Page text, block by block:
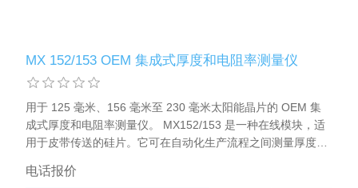
MX 152/153 OEM 集成式厚度和电阻率测量仪
用于 125 毫米、156 毫米至 230 毫米太阳能晶片的 OEM 集
成式厚度和电阻率测量仪。 MX152/153 是一种在线模块，适
用于皮带传送的硅片。它可在自动化生产流程之间测量厚度、
块、电子支架和控制计算机组成。测量值将通过以太网和
电话报价